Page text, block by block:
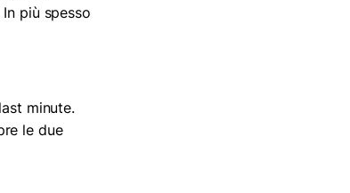
più spesso
minute.
le due